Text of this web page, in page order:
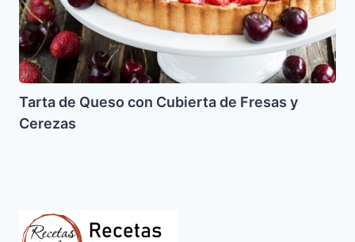
Cerezas
Tarta de Queso con Cubierta de Fresas y
Cerezas